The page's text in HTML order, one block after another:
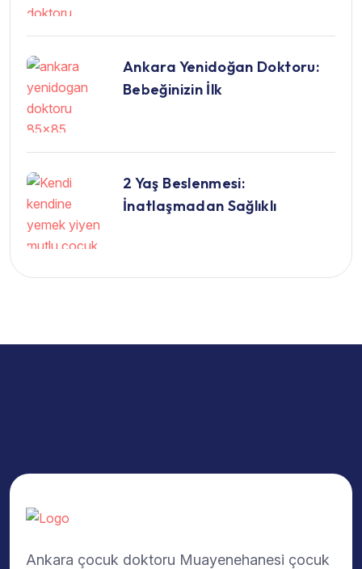
Ankara Yenidoğan Doktoru:
Bebeğinizin İlk
2 Yaş Beslenmesi:
İnatlaşmadan Sağlıklı
Ankara çocuk doktoru Muayenehanesi çocuk